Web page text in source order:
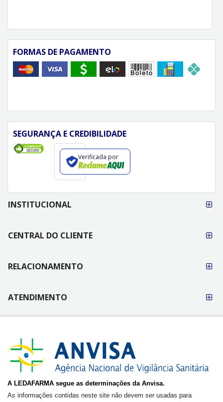
FORMAS DE PAGAMENTO
SEGURANÇA E CREDIBILIDADE
Verificada por
FORMAS DE
PAGAMENTO
INSTITUCIONAL
CENTRAL DO CLIENTE
RELACIONAMENTO
ATENDIMENTO
A LEDAFARMA segue as determinações da Anvisa.
As informações contidas neste site não devem ser usadas para